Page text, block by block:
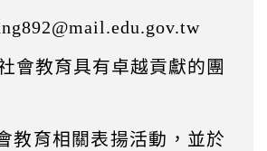
會教育具有卓越貢獻的團
教育相關表揚活動，並於